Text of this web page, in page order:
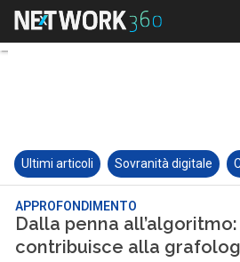
Ultimi articoli Sovranità digitale
APPROFONDIMENTO
Dalla penna all’algoritmo:
contribuisce alla